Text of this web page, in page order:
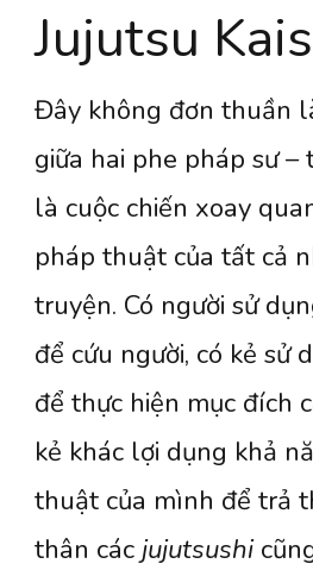
Jujutsu
Đây không đơn thuần
giữa hai phe pháp sư
là cuộc chiến xoay
pháp thuật của tất cả
truyện. Có người sử
để cứu người, có kẻ sử
để thực hiện mục đích
kẻ khác lợi dụng khả
thuật của mình để trả
thân các jujutsushi